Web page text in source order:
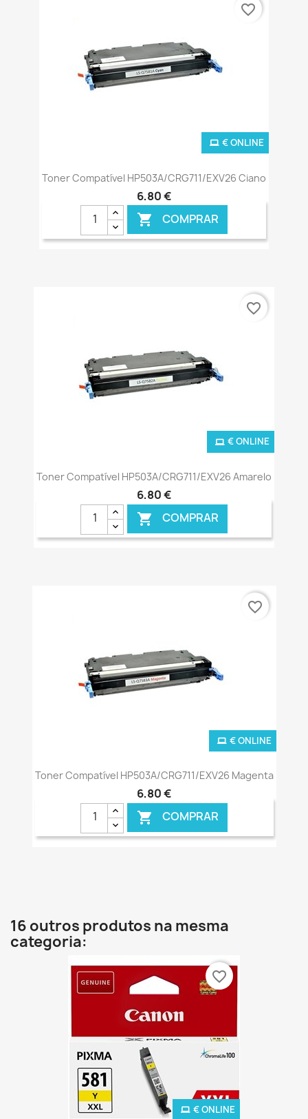
Toner Compatível HP503A/CRG711/EXV26 Ciano
6,80 €
 COMPRAR
€ ONLINE
favorite_border
Toner Compatível HP503A/CRG711/EXV26 Amarelo
6,80 €
 COMPRAR
€ ONLINE
favorite_border
Toner Compatível HP503A/CRG711/EXV26 Magenta
6,80 €
 COMPRAR
€ ONLINE
favorite_border
16 outros produtos na mesma
categoria:
€ ONLINE
favorite_border